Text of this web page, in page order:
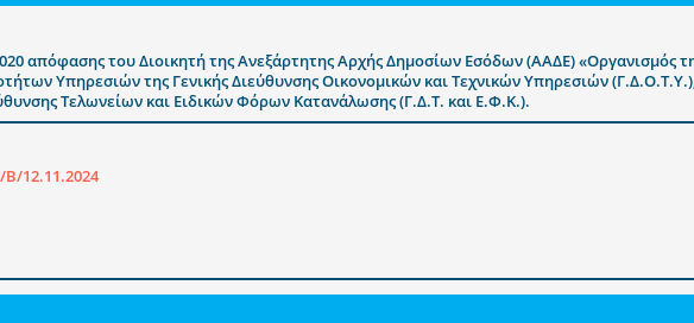
απόφασης του Διοικητή της Ανεξάρτητης Αρχής Δημοσίων Εσόδων (ΑΑΔΕ)
Υπηρεσιών της Γενικής Διεύθυνσης Οικονομικών και Τεχνικών Υπηρεσιών
Τελωνείων και Ειδικών Φόρων Κατανάλωσης (Γ.Δ.Τ. και Ε.Φ.Κ.).
12.11.2024